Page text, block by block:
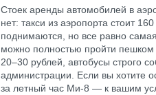
Стоек аренды автомобилей в
нет: такси из аэропорта стоит
поднимаются, но все равно
можно полностью пройти пешком
20–30 рублей, автобусы строго
администрации. Если вы хотите
за летный час Ми-8 — к вашим